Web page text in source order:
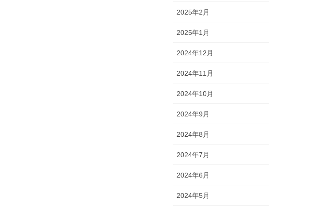
2025年2月
2025年1月
2024年12月
2024年11月
2024年10月
2024年9月
2024年8月
2024年7月
2024年6月
2024年5月